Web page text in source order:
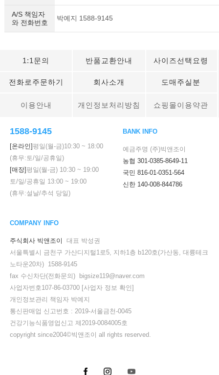
세요!
A/S 책임자
와 전화번호
박예지 1588-9145
1:1문의 반품교환안내 사이즈선택요령
전화로주문하기 회사소개 도매주실분
이용안내 개인정보처리방침 쇼핑몰이용약관
1588-9145
[온라인]평일(월-금)10:30 ~ 18:00
(휴무:토/일/공휴일)
[매장]평일(월-금) 10:30 ~ 19:00
토/일/공휴일 13:00 ~ 19:00
(휴무:설날/추석 당일)
BANK INFO
예금주명 (주)빅앤조이
농협 301-0385-8649-11
국민 816-01-0351-564
신한 140-008-844786
COMPANY INFO
주식회사 빅앤조이
대표 박성권
서울특별시 금천구 가산디지털1로5, 지하1층 b120호(가산동, 대륭테크
노타운20차) 1588-9145
fax 수신차단(전화문의) bigsize119@naver.com
사업자번호107-86-03700 [사업자 정보 확인]
개인정보관리 책임자 박예지
통신판매업 신고번호 : 2019-서울금천-0045
건강기능식품영업신고 제2019-0084005호
copyright since2004©빅앤조이 all rights reserved.